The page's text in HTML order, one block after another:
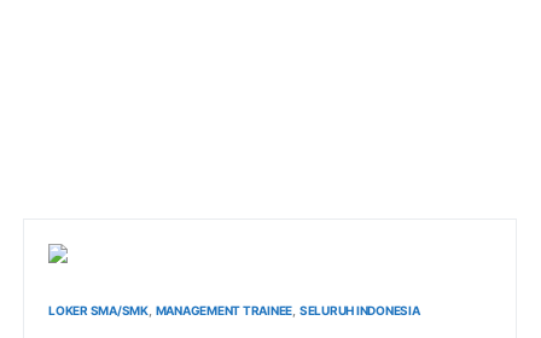
LOKER SMA/SMK MANAGEMENT TRAINEE SELURUH INDONESIA